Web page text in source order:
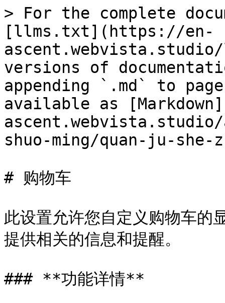
> For the complete
[llms.txt](https://en-
versions of
appending `.md` to
available as
ascent.webvista.studio/
shuo-ming/quan-ju-she-
# 购物车
此设置允许您自定义购物车的
提供相关的信息和提醒。
### **功能详情**